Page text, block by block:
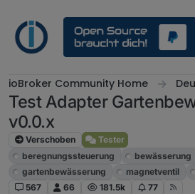
ioBroker Community Home
Test Adapter
v0.0.x
Verschoben
Tester
beregnungssteuerung
bewässerung
gartenbewässerung
magnetventil
567
66 181.5k 77